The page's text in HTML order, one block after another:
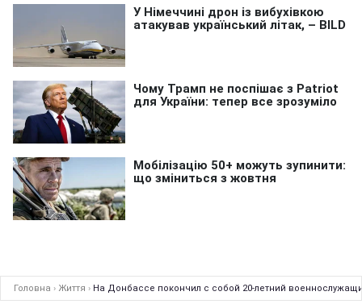
Головна › Життя › На Донбассе покончил с собой 20-летний